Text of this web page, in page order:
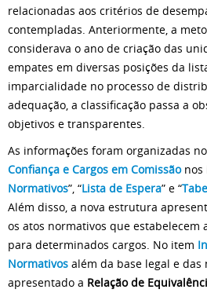
relacionadas aos critérios de
contempladas. Anteriormente, a
considerava o ano de criação das
empates em diversas posições da
imparcialidade no processo de
adequação, a classificação passa a
objetivos e transparentes.
As informações foram organizadas
Confiança e Cargos em Comissãonos
Normativos”, “Lista de Espera” e “
Além disso, a nova estrutura
os atos normativos que estabelecem
para determinados cargos. No item
Normativos além da base legal e
apresentado a Relação de